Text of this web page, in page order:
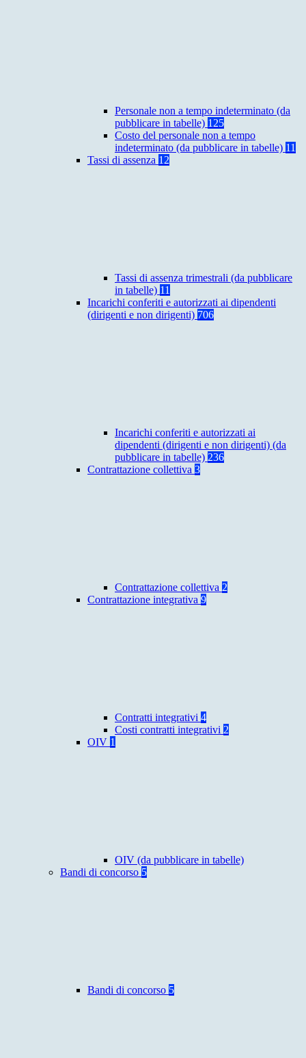
Personale non a tempo indeterminato (da
pubblicare in tabelle) 125
Costo del personale non a tempo
indeterminato (da pubblicare in tabelle) 11
Tassi di assenza 12
Tassi di assenza trimestrali (da pubblicare
in tabelle) 11
Incarichi conferiti e autorizzati ai dipendenti
(dirigenti e non dirigenti) 706
Incarichi conferiti e autorizzati ai
dipendenti (dirigenti e non dirigenti) (da
pubblicare in tabelle) 236
Contrattazione collettiva 3
Contrattazione collettiva 2
Contrattazione integrativa 9
Contratti integrativi 4
Costi contratti integrativi 2
OIV 1
OIV (da pubblicare in tabelle)
Bandi di concorso 5
Bandi di concorso 5